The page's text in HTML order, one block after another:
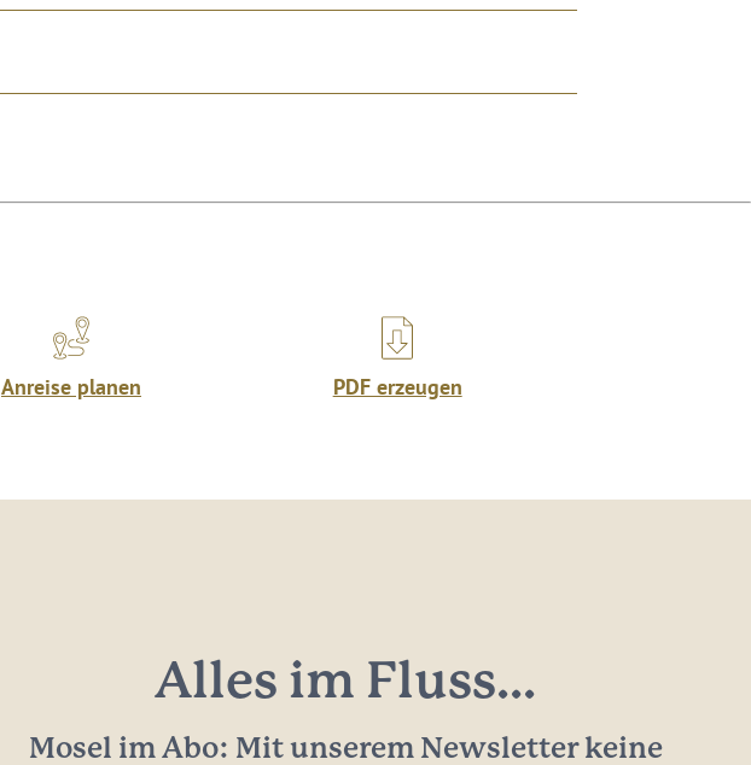
Anreise planen PDF erzeugen
Alles im Fluss...
Mosel im Abo: Mit unserem Newsletter keine